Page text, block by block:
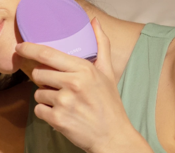
Profil użytkownika
Moje urządzenia
Moje zamówienia
Moje adresy
Moje subskrypcje
Tech Elixir
Set
Español
Português
Svenska
Русский
体中文 繁體中文